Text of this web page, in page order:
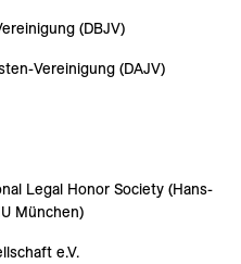
(DBJV)
Vereinigung (DAJV)
Legal Honor Society (Hans-
München)
e.V.